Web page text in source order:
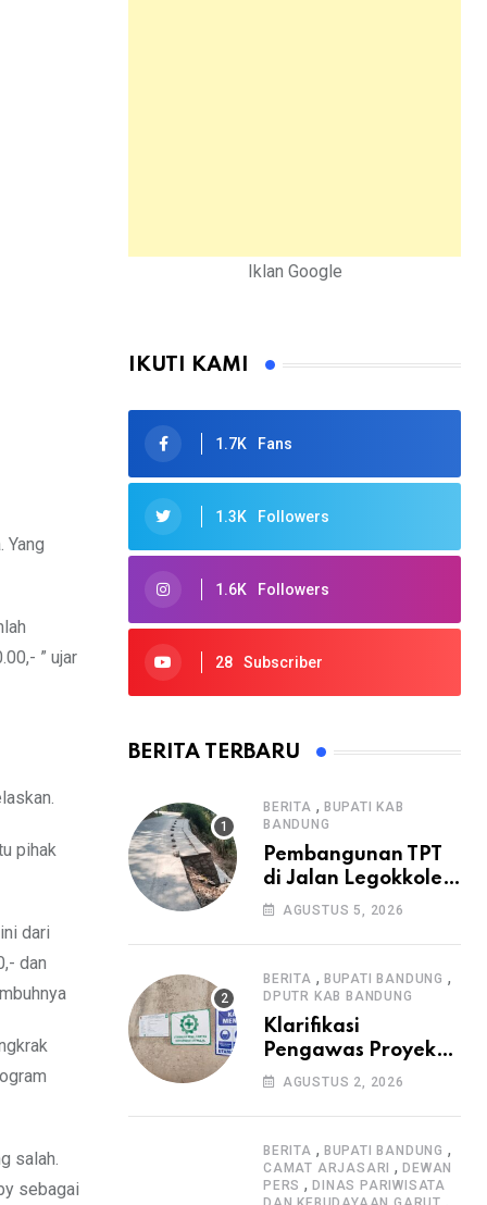
Yang
” ujar
pihak
dari
dan
salah.
sebagai
Iklan Google
IKUTI KAMI
1.7K Fans
1.3K Followers
1.6K Followers
28 Subscriber
BERITA TERBARU
BERITA , BUPATI KAB
BANDUNG
Pembangunan TPT
di Jalan Legokkole
Rawabogo Disorot
Tanpa Papan
Informasi Proyek
AGUSTUS 5, 2026
BERITA , BUPATI BANDUNG ,
DPUTR KAB BANDUNG
Klarifikasi
Pengawas Proyek
Citiis Terkait
Pengawasan K3
AGUSTUS 2, 2026
BERITA , BUPATI BANDUNG ,
CAMAT ARJASARI ,DEWAN
PERS ,DINAS PARIWISATA